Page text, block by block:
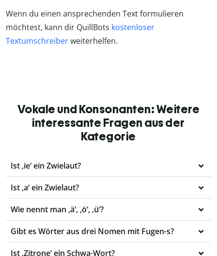
Wenn du einen ansprechenden Text formulieren
möchtest, kann dir QuillBots kostenloser
Textumschreiberweiterhelfen.
Vokale und Konsonanten: Weitere
interessante Fragen aus der
Kategorie
Ist ‚ie‘ ein Zwielaut?
Ist ‚a‘ ein Zwielaut?
Wie nennt man ‚ä‘, ‚ö‘, ‚ü‘?
Gibt es Wörter aus drei Nomen mit Fugen-s?
Ist ‚Zitrone‘ ein Schwa-Wort?